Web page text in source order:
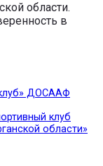
области.
в
ДОСААФ
клуб
области»